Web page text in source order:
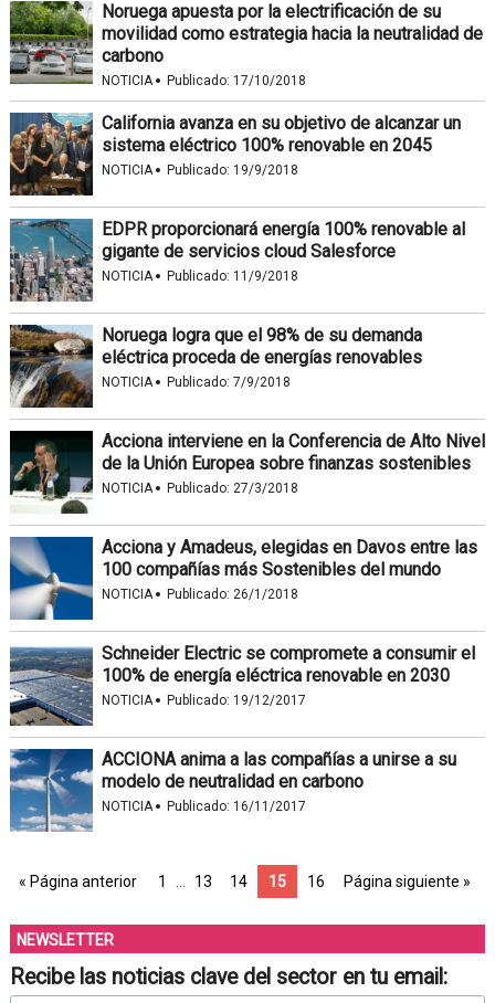
Noruega apuesta por la electrificación de su
movilidad como estrategia hacia la neutralidad de
carbono
NOTICIA· Publicado: 17/10/2018
California avanza en su objetivo de alcanzar un
sistema eléctrico 100% renovable en 2045
NOTICIA· Publicado: 19/9/2018
EDPR proporcionará energía 100% renovable al
gigante de servicios cloud Salesforce
NOTICIA· Publicado: 11/9/2018
Noruega logra que el 98% de su demanda
eléctrica proceda de energías renovables
NOTICIA· Publicado: 7/9/2018
Acciona interviene en la Conferencia de Alto Nivel
de la Unión Europea sobre finanzas sostenibles
NOTICIA· Publicado: 27/3/2018
Acciona y Amadeus, elegidas en Davos entre las
100 compañías más Sostenibles del mundo
NOTICIA· Publicado: 26/1/2018
Schneider Electric se compromete a consumir el
100% de energía eléctrica renovable en 2030
NOTICIA· Publicado: 19/12/2017
ACCIONA anima a las compañías a unirse a su
modelo de neutralidad en carbono
NOTICIA· Publicado: 16/11/2017
« Página anterior 1 13 14 15 16 Página siguiente »
NEWSLETTER
Recibe las noticias clave del sector en tu email: